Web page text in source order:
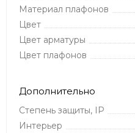
Материал плафонов
Цвет
Цвет арматуры
Цвет плафонов
Дополнительно
Степень защиты, IP
Интерьер